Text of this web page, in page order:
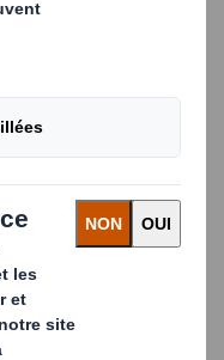
box » se composent
un carton ondulé
sans votre logo ou
parfaitement à
et
ou d'autres
ingénieuse et
le sac se vide
tout gaspillage